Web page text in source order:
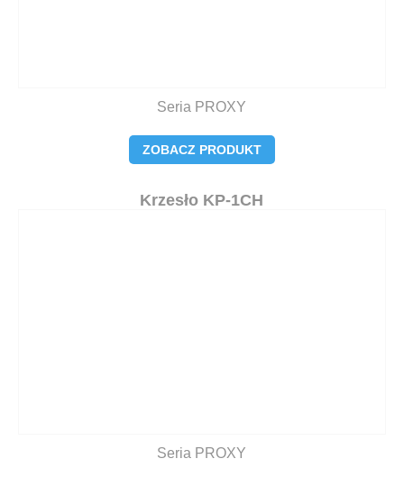
Seria PROXY
ZOBACZ PRODUKT
Krzesło KP-1CH
Seria PROXY